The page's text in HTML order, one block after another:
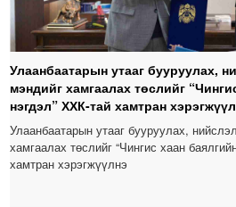
Улаанбаатарын утааг бууруулах,
мэндийг хамгаалах төслийг
нэгдэл” ХХК-тай хамтран
Улаанбаатарын утааг бууруулах,
хамгаалах төслийг “Чингис хаан
хамтран хэрэгжүүлнэ